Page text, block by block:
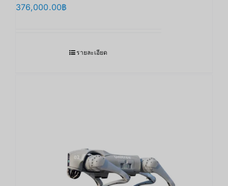
376,000.00฿
รายละเอียด